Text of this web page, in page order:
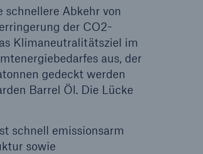
Abkehr von
der CO2-
Klimaneutralitätsziel im
aus, der
gedeckt werden
Barrel Öl. Die Lücke
schnell emissionsarm
sowie
Gesundheit